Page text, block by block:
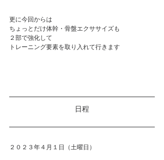
更に今回からは
ちょっとだけ体幹・骨盤エクササイズも
２部で強化して
トレーニング要素を取り入れて行きます
日程
２０２３年４月１日（土曜日）